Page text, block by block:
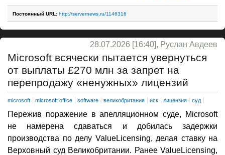
Постоянный URL: http://servernews.ru/1146316
28.07.2026 [16:40], Руслан Авдеев
Microsoft всячески пытается увернуться
от выплаты £270 млн за запрет на
перепродажу «ненужных» лицензий
microsoft microsoft office software великобритания иск лицензия суд
Пережив поражение в апелляционном суде, Microsoft
не намерена сдаваться и добилась задержки
производства по делу ValueLicensing, делая ставку на
Верховный суд Великобритании. Ранее ValueLicensing,